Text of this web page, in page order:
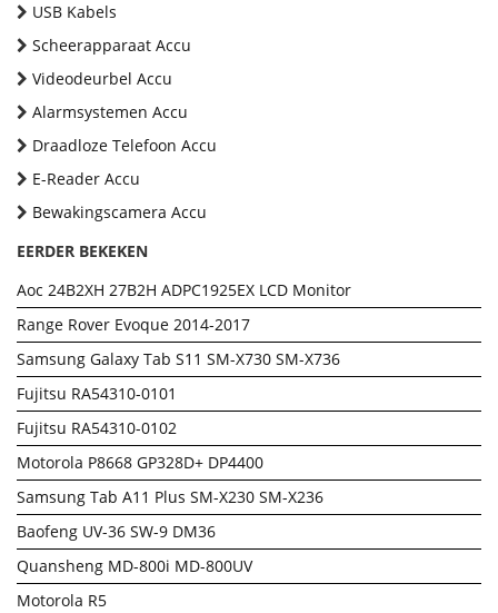
USB Kabels
Scheerapparaat Accu
Videodeurbel Accu
Alarmsystemen Accu
Draadloze Telefoon Accu
E-Reader Accu
Bewakingscamera Accu
EERDER BEKEKEN
Aoc 24B2XH 27B2H ADPC1925EX LCD Monitor
Range Rover Evoque 2014-2017
Samsung Galaxy Tab S11 SM-X730 SM-X736
Fujitsu RA54310-0101
Fujitsu RA54310-0102
Motorola P8668 GP328D+ DP4400
Samsung Tab A11 Plus SM-X230 SM-X236
Baofeng UV-36 SW-9 DM36
Quansheng MD-800i MD-800UV
Motorola R5